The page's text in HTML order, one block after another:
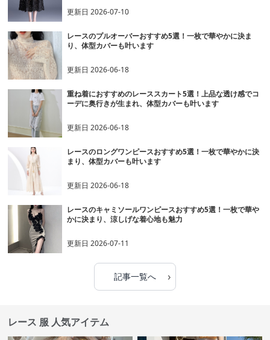
更新日2026-07-10
レースのプルオーバーおすすめ5選！一枚で華やかに決ま
り、体型カバーも叶います
更新日2026-06-18
重ね着におすすめのレーススカート5選！上品な透け感でコ
ーデに奥行きが生まれ、体型カバーも叶います
更新日2026-06-18
レースのロングワンピースおすすめ5選！一枚で華やかに決
まり、体型カバーも叶います
更新日2026-06-18
レースのキャミソールワンピースおすすめ5選！一枚で華や
かに決まり、涼しげな着心地も魅力
更新日2026-07-11
記事一覧へ ›
レース 服 人気アイテム